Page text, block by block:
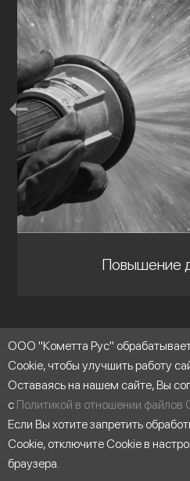
Повышение
ООО "Кометта Рус"
Cookie, чтобы улучшить работу
Оставаясь на нашем сайте, Вы
с Политикой в отношении файлов
Если Вы хотите запретить
Cookie, отключите Cookie в
браузера.